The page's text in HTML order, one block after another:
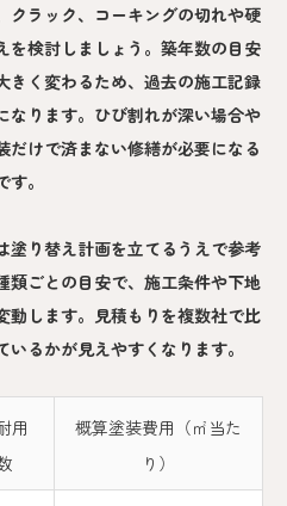
クラック、コーキングの切れや硬
を検討しましょう。築年数の目安
きく変わるため、過去の施工記録
なります。ひび割れが深い場合や
だけで済まない修繕が必要になる
。
塗り替え計画を立てるうえで参考
類ごとの目安で、施工条件や下地
動します。見積もりを複数社で比
るかが見えやすくなります。
用
概算塗装費用（㎡当た
り）